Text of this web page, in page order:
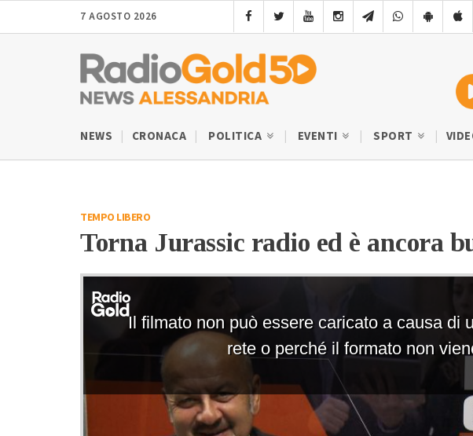
7 AGOSTO 2026
NEWS CRONACA POLITICA EVENTI SPORT
TEMPO LIBERO
Torna Jurassic radio ed è ancora